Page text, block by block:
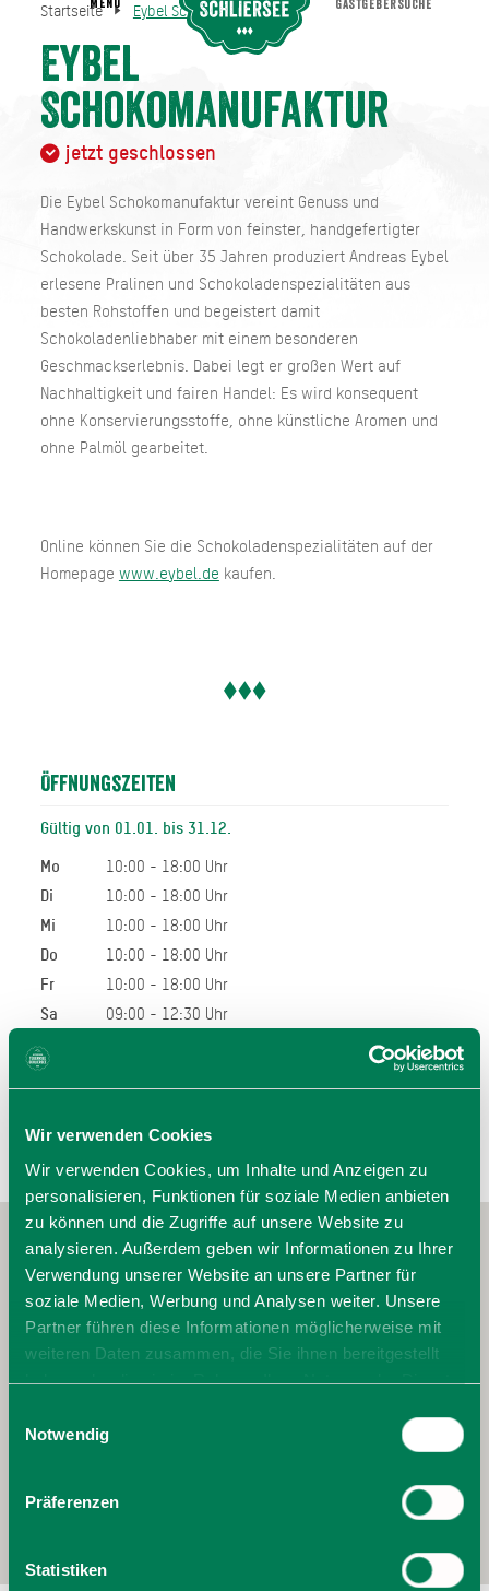
Wir verwenden Cookies
Wir verwenden Cookies, um Inhalte und Anzeigen zu
personalisieren, Funktionen für soziale Medien anbieten
zu können und die Zugriffe auf unsere Website zu
analysieren. Außerdem geben wir Informationen zu Ihrer
Verwendung unserer Website an unsere Partner für
soziale Medien, Werbung und Analysen weiter. Unsere
Partner führen diese Informationen möglicherweise mit
weiteren Daten zusammen, die Sie ihnen bereitgestellt
haben oder die sie im Rahmen Ihrer Nutzung der Dienste
Cookies, wenn Sie unsere Webseite weiterhin nutzen.
Notwendig
Präferenzen
Statistiken
Startseite Eybel Schokomanufaktur
Eybel
Schokomanufaktur
jetzt geschlossen
Die Eybel Schokomanufaktur vereint Genuss und
Handwerkskunst in Form von feinster, handgefertigter
Schokolade. Seit über 35 Jahren produziert Andreas Eybel
erlesene Pralinen und Schokoladenspezialitäten aus
besten Rohstoffen und begeistert damit
Schokoladenliebhaber mit einem besonderen
Geschmackserlebnis. Dabei legt er großen Wert auf
Nachhaltigkeit und fairen Handel: Es wird konsequent
ohne Konservierungsstoffe, ohne künstliche Aromen und
ohne Palmöl gearbeitet.
Online können Sie die Schokoladenspezialitäten auf der
Homepage www.eybel.de kaufen.
Öffnungszeiten
Gültig von 01.01. bis 31.12.
Mo
10:00 - 18:00 Uhr
Di
10:00 - 18:00 Uhr
Mi
10:00 - 18:00 Uhr
Do
10:00 - 18:00 Uhr
Fr
10:00 - 18:00 Uhr
Sa
09:00 - 12:30 Uhr
Startseite Eybel Schokomanufaktur
MENU GASTGEBERSUCHE